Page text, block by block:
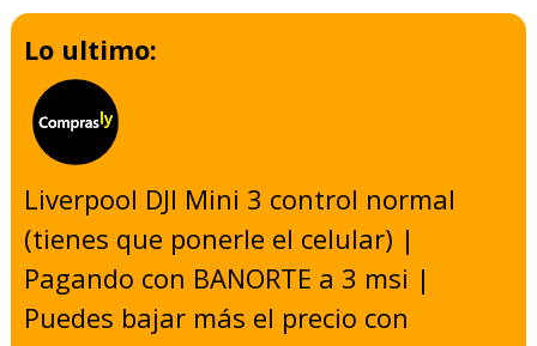
Lo ultimo:
Liverpool DJI Mini 3 control normal
(tienes que ponerle el celular) |
Pagando con BANORTE a 3 msi |
Puedes bajar más el precio con